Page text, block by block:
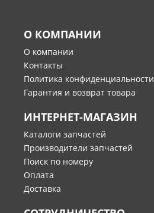
О КОМПАНИИ
О компании
Контакты
Политика конфиденциальности
Гарантия и возврат товара
ИНТЕРНЕТ-МАГАЗИН
Каталоги запчастей
Производители запчастей
Поиск по номеру
Оплата
Доставка